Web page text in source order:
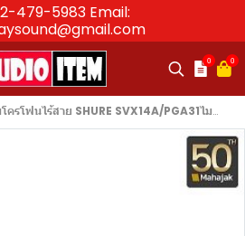
479-5983 Email:
0 0
โฟนไร้สาย SHURE SVX14A/PGA31ไมค์คาดศรีษะเดี่ยว Headset Wireless Microphone